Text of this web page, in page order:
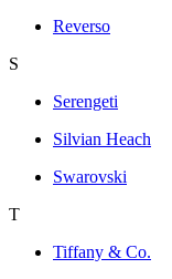
Reverso
S
Serengeti
Silvian Heach
Swarovski
T
Tiffany & Co.